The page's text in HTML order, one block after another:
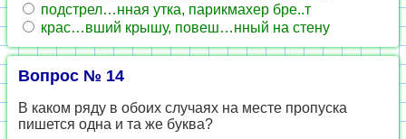
подстрел…нная утка, парикмахер бре..т
крас…вший крышу, повеш…нный на стену
Вопрос № 14
В каком ряду в обоих случаях на месте пропуска
пишется одна и та же буква?